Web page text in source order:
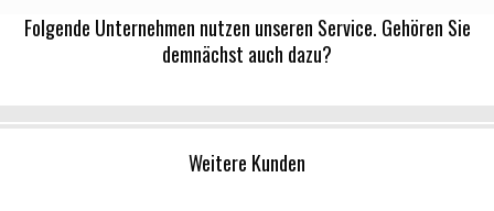
Folgende Unternehmen nutzen unseren Service. Gehören Sie
demnächst auch dazu?
Weitere Kunden